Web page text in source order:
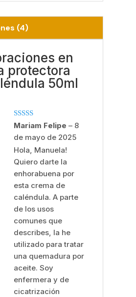
(4)
en
protectora
50ml
Valorado
Mariam Felipe– 8
de mayo de 2025
Hola, Manuela!
Quiero darte la
enhorabuena por
esta crema de
caléndula. A parte
de los usos
comunes que
describes, la he
utilizado para tratar
una quemadura por
aceite. Soy
enfermera y de
cicatrización